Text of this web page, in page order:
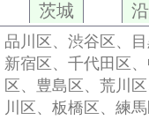
茨城
品川区、渋谷区、
新宿区、千代田区
区、豊島区、荒川
川区、板橋区、練